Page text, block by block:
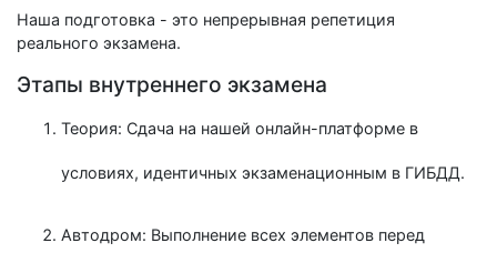
Наша подготовка - это непрерывная репетиция
реального экзамена.
Этапы внутреннего экзамена
Теория: Сдача на нашей онлайн-платформе в
условиях, идентичных экзаменационным в ГИБДД.
Автодром: Выполнение всех элементов перед